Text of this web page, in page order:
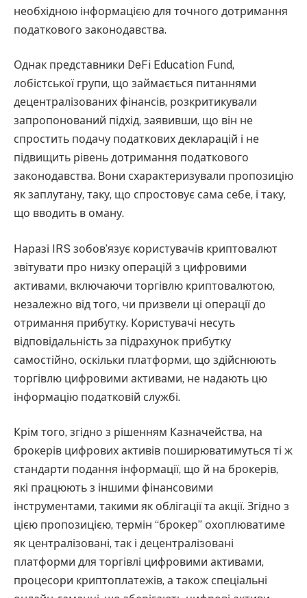
необхідною інформацією для точного дотримання
податкового законодавства.
Однак представники DeFi Education Fund,
лобістської групи, що займається питаннями
децентралізованих фінансів, розкритикували
запропонований підхід, заявивши, що він не
спростить подачу податкових декларацій і не
підвищить рівень дотримання податкового
законодавства. Вони схарактеризували пропозицію
як заплутану, таку, що спростовує сама себе, і таку,
що вводить в оману.
Наразі IRS зобов’язує користувачів криптовалют
звітувати про низку операцій з цифровими
активами, включаючи торгівлю криптовалютою,
незалежно від того, чи призвели ці операції до
отримання прибутку. Користувачі несуть
відповідальність за підрахунок прибутку
самостійно, оскільки платформи, що здійснюють
торгівлю цифровими активами, не надають цю
інформацію податковій службі.
Крім того, згідно з рішенням Казначейства, на
брокерів цифрових активів поширюватимуться ті ж
стандарти подання інформації, що й на брокерів,
які працюють з іншими фінансовими
інструментами, такими як облігації та акції. Згідно з
цією пропозицією, термін “брокер” охоплюватиме
як централізовані, так і децентралізовані
платформи для торгівлі цифровими активами,
процесори криптоплатежів, а також спеціальні